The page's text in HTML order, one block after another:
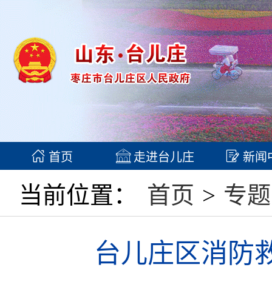
首页 走进台儿庄 新闻
当前位置： 首页 > 专
台儿庄区消防